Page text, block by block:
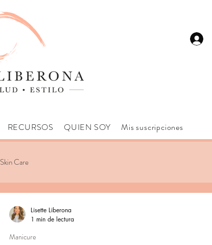
RECURSOS QUIEN SOY Mis suscripciones
Skin Care
Manicure
Lisette Liberona
1 min de lectura